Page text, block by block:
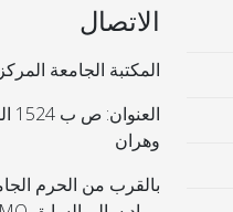
الاتصال
المكتبة الجامعة
وهران
بالقرب من الحرم